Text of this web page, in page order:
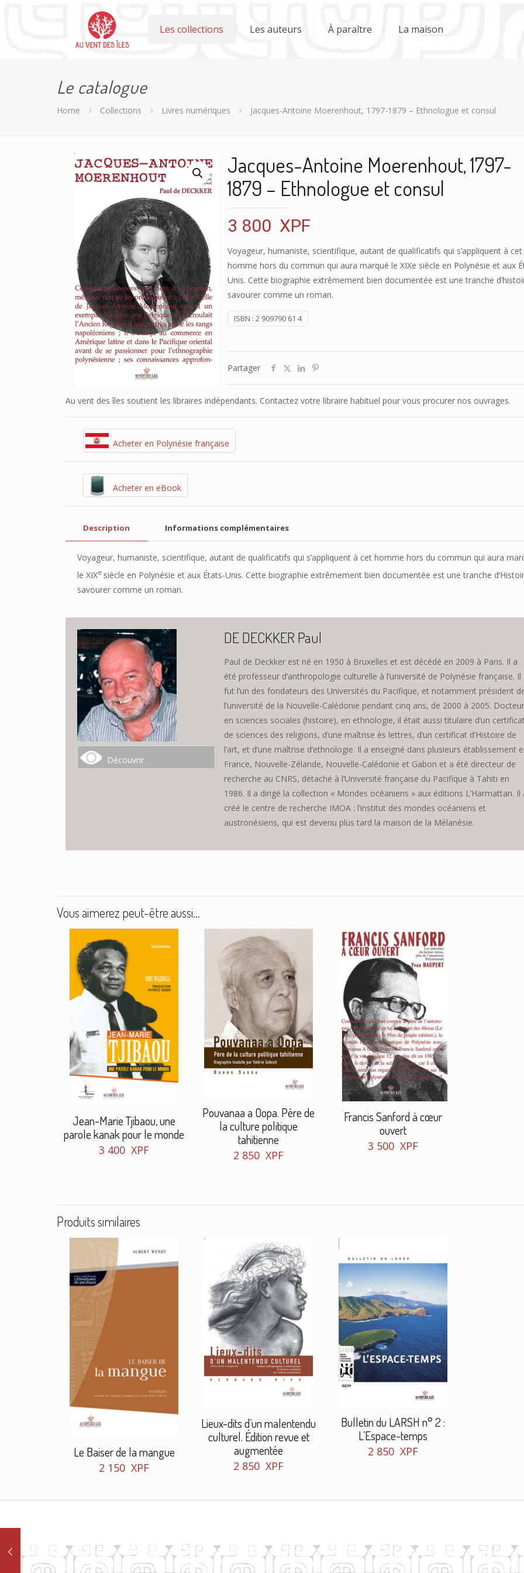
Les collections Les auteurs À paraître La maison
Le catalogue
Home Collections Livres numériques Jacques-Antoine Moerenhout, 1797-1879 – Ethnologue et consul
Jacques-Antoine Moerenhout, 1797-
1879 – Ethnologue et consul
3 800 XPF
Voyageur, humaniste, scientifique, autant de qualificatifs qui s’appliquent à cet
homme hors du commun qui aura marqué le XIXe siècle en Polynésie et aux
Unis. Cette biographie extrêmement bien documentée est une tranche
savourer comme un roman.
ISBN :2 909790 61 4
Partager
Au vent des îles soutient les libraires indépendants. Contactez votre libraire habituel pour vous procurer nos ouvrages.
Acheter en Polynésie française
Acheter en eBook
Description Informations complémentaires
Voyageur, humaniste, scientifique, autant de qualificatifs qui s’appliquent à cet homme hors du commun qui aura
le XIXe siècle en Polynésie et aux États-Unis. Cette biographie extrêmement bien documentée est une tranche
savourer comme un roman.
Découvrir
DE DECKKER Paul
Paul de Deckker est né en 1950 à Bruxelles et est décédé en 2009 à Paris. Il a
été professeur d’anthropologie culturelle à l’université de Polynésie française. Il
fut l’un des fondateurs des Universités du Pacifique, et notamment président
l’université de la Nouvelle-Calédonie pendant cinq ans, de 2000 à 2005. Docteur
en sciences sociales (histoire), en ethnologie, il était aussi titulaire d’un
de sciences des religions, d’une maîtrise ès lettres, d’un certificat d’Histoire de
l’art, et d’une maîtrise d’ethnologie. Il a enseigné dans plusieurs établissement
France, Nouvelle-Zélande, Nouvelle-Calédonie et Gabon et a été directeur de
recherche au CNRS, détaché à l’Université française du Pacifique à Tahiti en
1986. Il a dirigé la collection « Mondes océaniens » aux éditions L’Harmattan. Il
créé le centre de recherche IMOA : l’institut des mondes océaniens et
austronésiens, qui est devenu plus tard la maison de la Mélanésie.
Vous aimerez peut-être aussi…
Jean-Marie Tjibaou, une
parole kanak pour le monde
3 400 XPF
Pouvanaa a Oopa. Père de
la culture politique
tahitienne
2 850 XPF
Francis Sanford à cœur
ouvert
3 500 XPF
Produits similaires
Le Baiser de la mangue
2 150 XPF
Lieux-dits d’un malentendu
culturel. Édition revue et
augmentée
2 850 XPF
Bulletin du LARSH n° 2 :
L’Espace-temps
2 850 XPF